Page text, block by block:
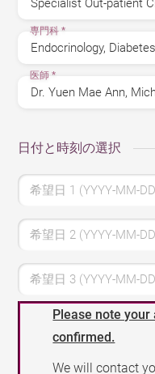
専門科*
医師*
日付と時刻の選択
希望日 1 (YYYY-MM-
希望日 2 (YYYY-MM-
希望日 3 (YYYY-MM-
Please note
confirmed.
We will contact